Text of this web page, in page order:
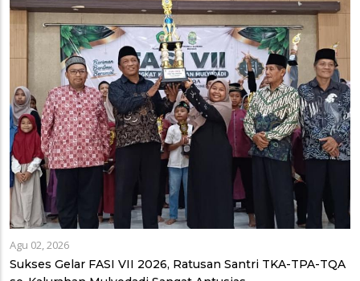
Agu 02, 2026
Sukses Gelar FASI VII 2026, Ratusan Santri TKA-TPA-TQA